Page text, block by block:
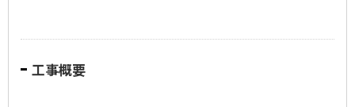
工事概要